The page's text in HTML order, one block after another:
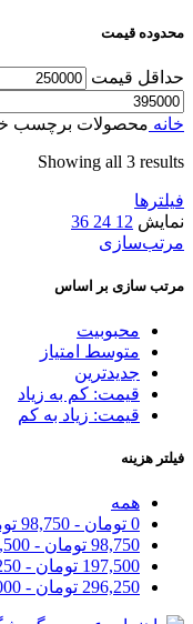
محدوده قیمت
حداقل قیمت
خانه محصولات برچسب
Showing all 3 results
فیلترها
نمایش 12
24
36
مرتب‌سازی
مرتب سازی بر اساس
محبوبیت
متوسط امتیاز
جدیدترین
قیمت: کم به زیاد
قیمت: زیاد به کم
فیلتر هزینه
همه
0 تومان -
98,750
98,750 تومان -
197,500 تومان -
296,250 تومان -